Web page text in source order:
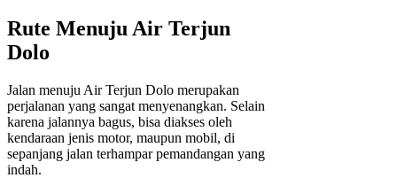
Rute Menuju Air Terjun
Dolo
Jalan menuju Air Terjun Dolo merupakan
perjalanan yang sangat menyenangkan. Selain
karena jalannya bagus, bisa diakses oleh
kendaraan jenis motor, maupun mobil, di
sepanjang jalan terhampar pemandangan yang
indah.